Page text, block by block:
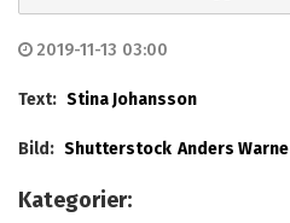
2019-11-13 03:00
Text: Stina Johansson
Bild: Shutterstock Anders Warne
Kategorier: